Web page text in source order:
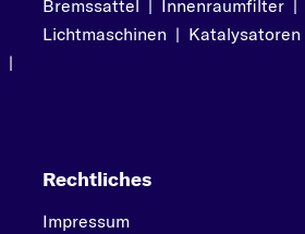
05/1987 bis 10/1995
COROLLA Stufenheck
(_E18_, ZRE1_) ab
|
Bremssattel | Innenraumfilter |
Lichtmaschinen | Katalysatoren
Rechtliches
Impressum